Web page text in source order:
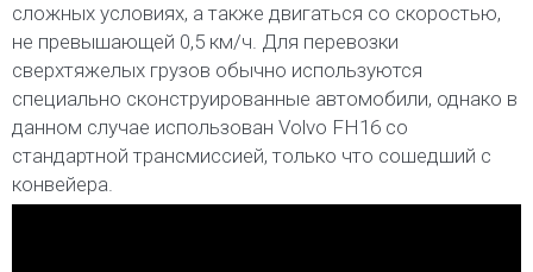
сложных условиях, а также двигаться со скоростью,
не превышающей 0,5 км/ч. Для перевозки
сверхтяжелых грузов обычно используются
специально сконструированные автомобили, однако в
данном случае использован Volvo FH16 со
стандартной трансмиссией, только что сошедший с
конвейера.